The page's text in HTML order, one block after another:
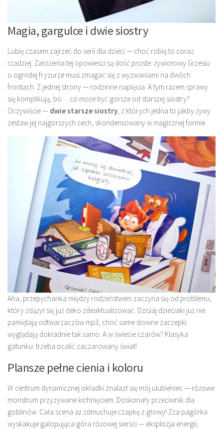
Magia, gargulce i dwie siostry
Lubię czasem zajrzeć do serii dla dzieci — choć robię to coraz
rzadziej. Założenia tej opowieści są dość proste: żywiołowy Grzesiu
o ognistej fryzurze musi zmagać się z wyzwaniami na dwóch
frontach. Z jednej strony — rodzinne napięcia. A tym razem sprawy
się komplikują, bo… co może być gorsze od starszej siostry?
Oczywiście — dwie starsze siostry, z których jedna to jakby żywy
zestaw jej najgorszych cech, skondensowany w magicznej formie.
Aha, przepychanka między rodzeństwem zaczyna się od problemu,
który zdążył się już deko zdeaktualizować. Dzisiaj dzieciaki już nie
pamiętają odtwarzaczów mp3, choć same słowne zaczepki
wyglądają dokładnie tak samo. A w świecie czarów? Klasyka
gatunku: trzeba ocalić zaczarowany świat!
Plansze pełne cienia i koloru
W centrum dynamicznej okładki znalazł się mój ulubieniec — różowe
monstrum przyzywane kichnięciem. Doskonały przeciwnik dla
goblinów. Cała scena aż zdmuchuje czapkę z głowy! Zza pagórka
wyskakuje galopująca góra różowej sierści — eksplozja energii,